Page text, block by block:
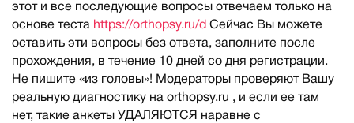
этот и все последующие вопросы отвечаем только на
основе теста https://orthopsy.ru/d Сейчас Вы можете
оставить эти вопросы без ответа, заполните после
прохождения, в течение 10 дней со дня регистрации.
Не пишите «из головы»! Модераторы проверяют Вашу
реальную диагностику на orthopsy.ru , и если ее там
нет, такие анкеты УДАЛЯЮТСЯ наравне с